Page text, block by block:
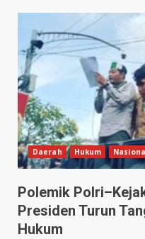
Daerah Hukum
Polemik
Presiden Turun
Hukum